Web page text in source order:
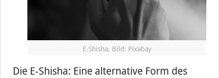
E-Shisha, Bild: Pixabay
Die E-Shisha: Eine alternative Form des